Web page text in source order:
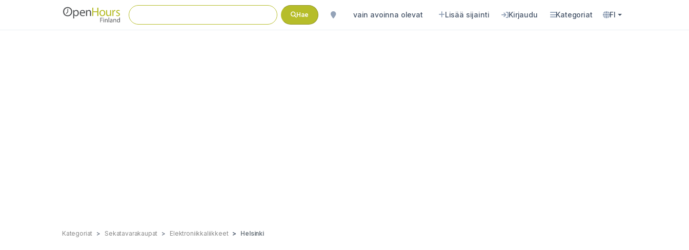
Hae vain avoinna olevat Lisää sijainti Kirjaudu Kategoriat FI
Kategoriat Sekatavarakaupat Elektroniikkaliikkeet Helsinki